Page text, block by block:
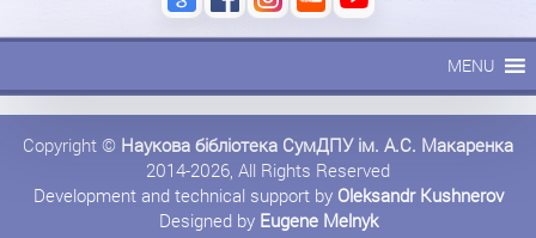
MENU
Copyright © Наукова бібліотека СумДПУ ім. А.С. Макаренка
2014-2026, All Rights Reserved
Development and technical support by Oleksandr Kushnerov
Designed by Eugene Melnyk